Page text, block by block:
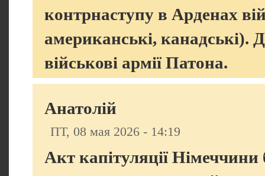
контрнаступу в Арденах
американські, канадські).
військові армії Патона.
Анатолій
ПТ, 08 мая 2026 - 14:19
Акт капітуляції